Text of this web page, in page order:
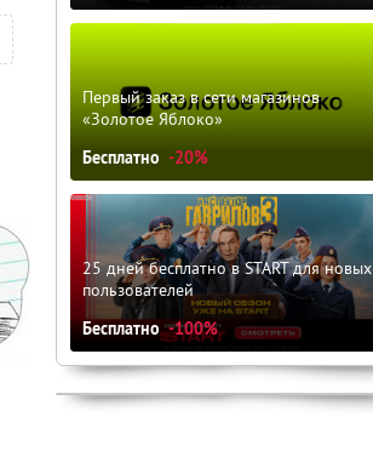
Первый заказ в сети магазинов
«Золотое Яблоко»
Бесплатно -20%
25 дней бесплатно в START для новых
пользователей
Бесплатно -100%